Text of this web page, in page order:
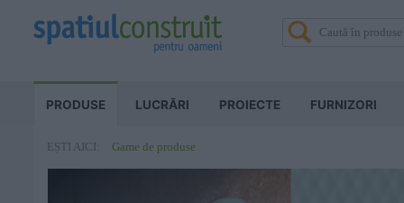
PRODUSE LUCRĂRI PROIECTE FURNIZORI
EȘTI AICI: Game de produse